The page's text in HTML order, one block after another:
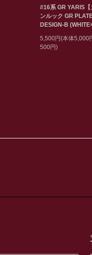
#16系 GR YARIS【
ンルック GR
DESIGN-B
5,500円(本体5,000
500円)